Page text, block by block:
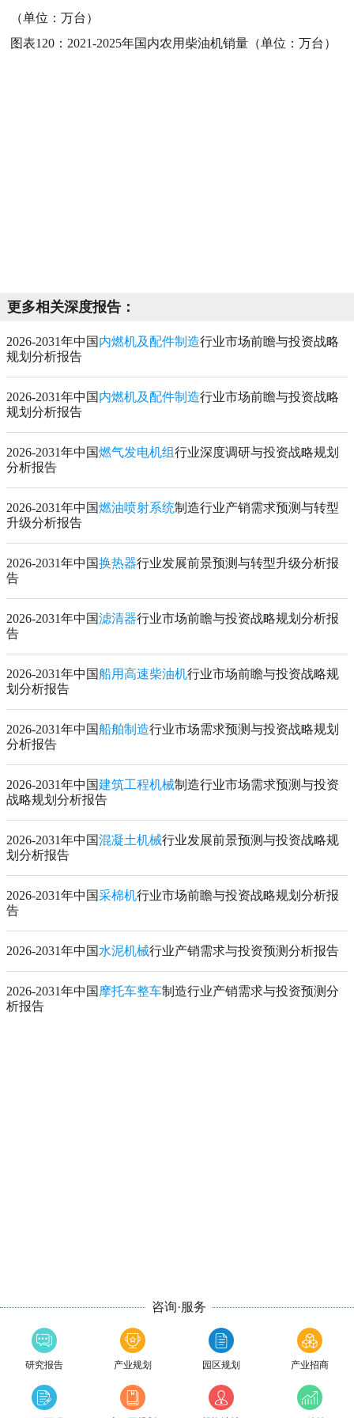
（单位：万台）
图表120： 2021-2025年国内农用柴油机销量（单位：万台）
更多相关深度报告：
2026-2031年中国 内燃机及配件制造行业市场前瞻与投资战略
规划分析报告
2026-2031年中国 内燃机及配件制造行业市场前瞻与投资战略
规划分析报告
2026-2031年中国燃气发电机组行业深度调研与投资战略规划
分析报告
2026-2031年中国燃油喷射系统制造行业产销需求预测与转型
升级分析报告
2026-2031年中国换热器行业发展前景预测与转型升级分析报
告
2026-2031年中国滤清器行业市场前瞻与投资战略规划分析报
告
2026-2031年中国船用高速柴油机行业市场前瞻与投资战略规
划分析报告
2026-2031年中国船舶制造行业市场需求预测与投资战略规划
分析报告
2026-2031年中国建筑工程机械制造行业市场需求预测与投资
战略规划分析报告
2026-2031年中国混凝土机械行业发展前景预测与投资战略规
划分析报告
2026-2031年中国采棉机行业市场前瞻与投资战略规划分析报
告
2026-2031年中国 水泥机械行业产销需求与投资预测分析报告
2026-2031年中国 摩托车整车制造行业产销需求与投资预测分
析报告
咨询·服务
研究报告 产业规划 园区规划 产业招商